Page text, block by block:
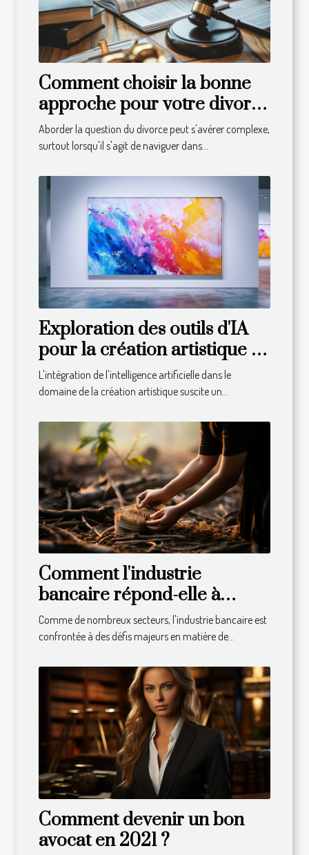
Comment choisir la bonne
approche pour votre divorce
en droit suisse
Aborder la question du divorce peut s'avérer complexe,
surtout lorsqu'il s'agit de naviguer dans...
Exploration des outils d'IA
pour la création artistique :
avantages et limites
L'intégration de l'intelligence artificielle dans le
domaine de la création artistique suscite un...
Comment l'industrie
bancaire répond-elle à
l'appel du développement
durable ?
Comme de nombreux secteurs, l'industrie bancaire est
confrontée à des défis majeurs en matière de...
Comment devenir un bon
avocat en 2021 ?